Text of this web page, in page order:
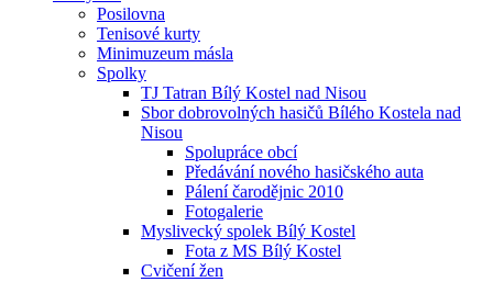
Posilovna
Tenisové kurty
Minimuzeum másla
Spolky
TJ Tatran Bílý Kostel nad Nisou
Sbor dobrovolných hasičů Bílého Kostela nad
Nisou
Spolupráce obcí
Předávání nového hasičského auta
Pálení čarodějnic 2010
Fotogalerie
Myslivecký spolek Bílý Kostel
Fota z MS Bílý Kostel
Cvičení žen